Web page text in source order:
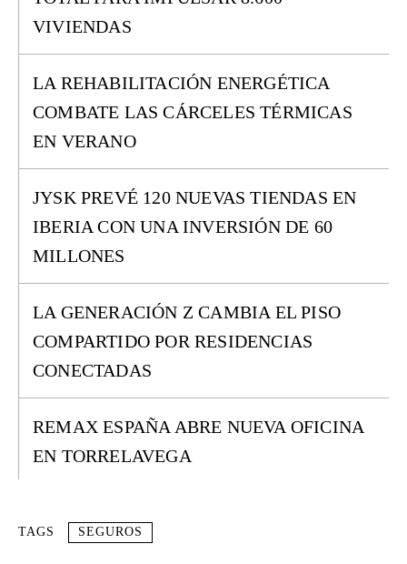
VIVIENDAS
LA REHABILITACIÓN ENERGÉTICA
COMBATE LAS CÁRCELES TÉRMICAS
EN VERANO
JYSK PREVÉ 120 NUEVAS TIENDAS EN
IBERIA CON UNA INVERSIÓN DE 60
MILLONES
LA GENERACIÓN Z CAMBIA EL PISO
COMPARTIDO POR RESIDENCIAS
CONECTADAS
REMAX ESPAÑA ABRE NUEVA OFICINA
EN TORRELAVEGA
TAGS SEGUROS